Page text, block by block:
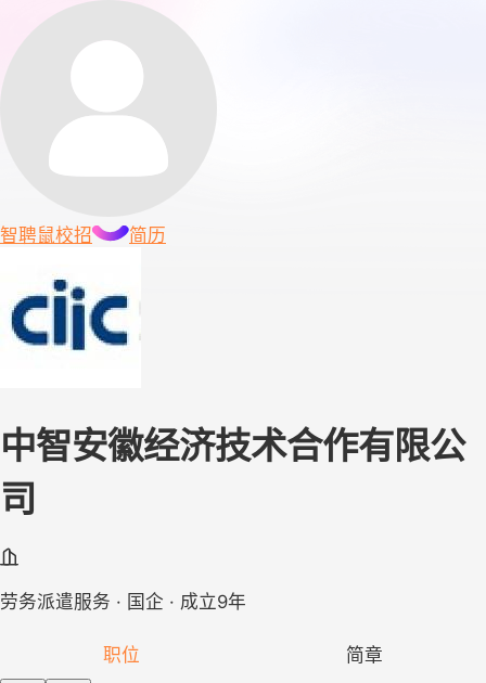
智聘鼠校招 简历
中智安徽经济技术合作有限公
司
劳务派遣服务 · 国企 · 成立9年
职位 简章